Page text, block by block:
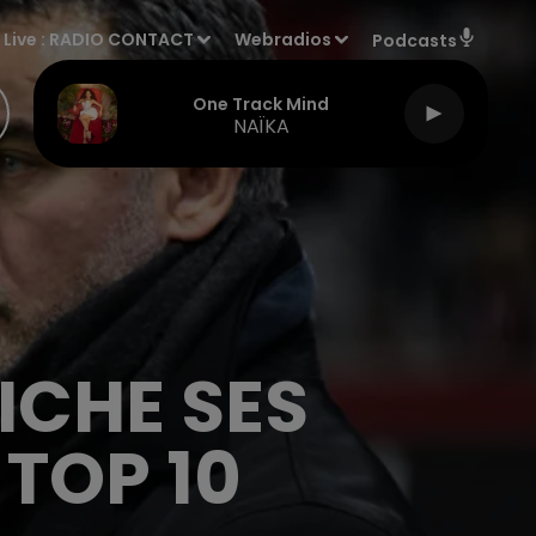
Live : RADIO CONTACT Webradios Podcasts
One Track Mind
NAÏKA
SES
10